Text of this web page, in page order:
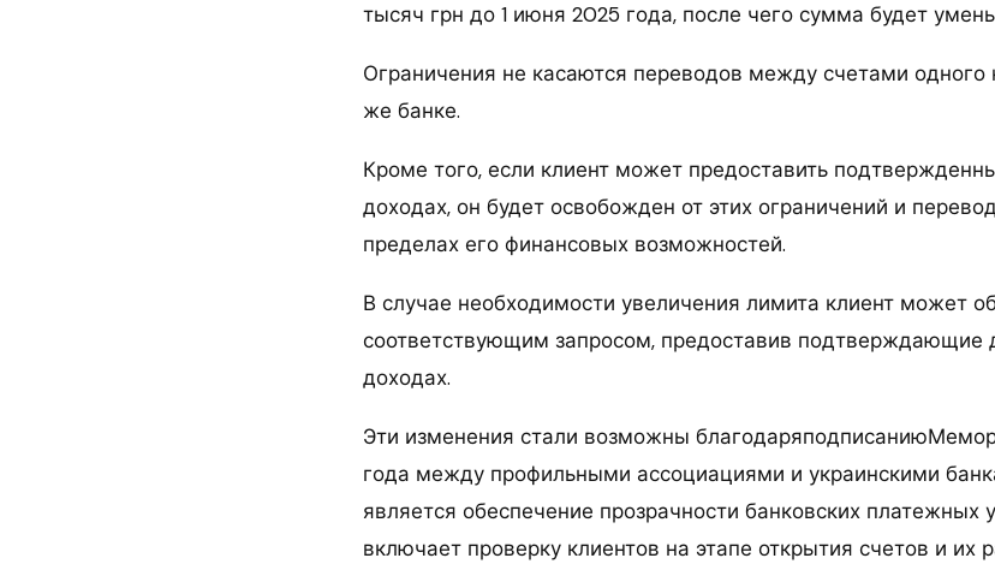
тысяч грн до 1 июня 2025 года, после чего сумма будет
Ограничения не касаются переводов между счетами одного
же банке.
Кроме того, если клиент может предоставить
доходах, он будет освобожден от этих ограничений и
пределах его финансовых возможностей.
В случае необходимости увеличения лимита клиент может
соответствующим запросом, предоставив подтверждающие
доходах.
Эти изменения стали возможны
года между профильными ассоциациями и украинскими
является обеспечение прозрачности банковских
включает проверку клиентов на этапе открытия счетов и их